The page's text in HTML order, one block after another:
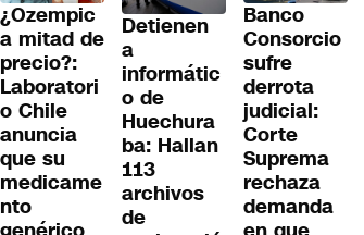
¿Ozempic
a mitad de
precio?:
Laboratori
o Chile
anuncia
que su
medicame
nto
Detienen
a
informátic
o de
Huechura
ba: Hallan
113
archivos
de
Banco
Consorcio
sufre
derrota
judicial:
Corte
Suprema
rechaza
demanda